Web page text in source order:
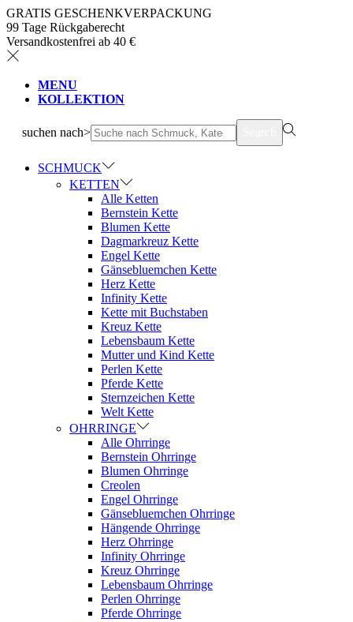
GRATIS GESCHENKVERPACKUNG
99 Tage Rückgaberecht
Versandkostenfrei ab 40 €
MENU
KOLLEKTION
suchen nach>
SCHMUCK
KETTEN
Alle Ketten
Bernstein Kette
Blumen Kette
Dagmarkreuz Kette
Engel Kette
Gänsebluemchen Kette
Herz Kette
Infinity Kette
Kette mit Buchstaben
Kreuz Kette
Lebensbaum Kette
Mutter und Kind Kette
Perlen Kette
Pferde Kette
Sternzeichen Kette
Welt Kette
OHRRINGE
Alle Ohrringe
Bernstein Ohrringe
Blumen Ohrringe
Creolen
Engel Ohrringe
Gänsebluemchen Ohrringe
Hängende Ohrringe
Herz Ohrringe
Infinity Ohrringe
Kreuz Ohrringe
Lebensbaum Ohrringe
Perlen Ohrringe
Pferde Ohrringe